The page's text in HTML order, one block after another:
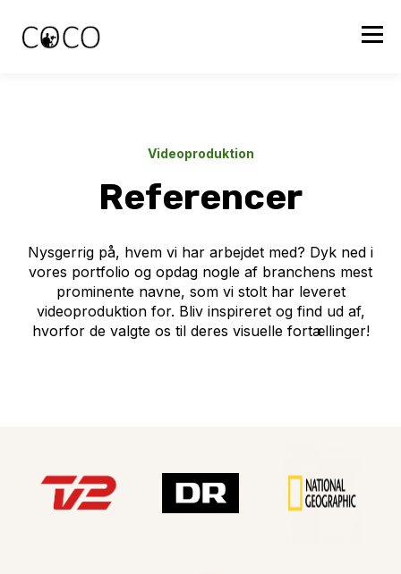
Videoproduktion
Referencer
Nysgerrig på, hvem vi har arbejdet med? Dyk ned i
vores portfolio og opdag nogle af branchens mest
prominente navne, som vi stolt har leveret
videoproduktion for. Bliv inspireret og find ud af,
hvorfor de valgte os til deres visuelle fortællinger!